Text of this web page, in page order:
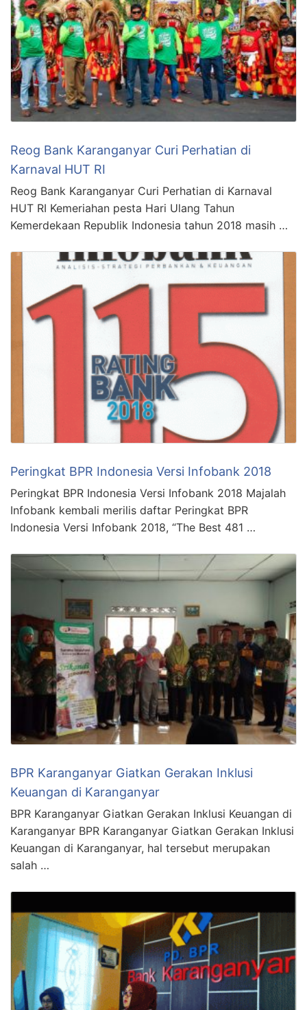
Reog Bank Karanganyar Curi Perhatian di
Karnaval HUT RI
Reog Bank Karanganyar Curi Perhatian di Karnaval
HUT RI Kemeriahan pesta Hari Ulang Tahun
Kemerdekaan Republik Indonesia tahun 2018 masih …
Peringkat BPR Indonesia Versi Infobank 2018
Peringkat BPR Indonesia Versi Infobank 2018 Majalah
Infobank kembali merilis daftar Peringkat BPR
Indonesia Versi Infobank 2018, “The Best 481 …
BPR Karanganyar Giatkan Gerakan Inklusi
Keuangan di Karanganyar
BPR Karanganyar Giatkan Gerakan Inklusi Keuangan di
Karanganyar BPR Karanganyar Giatkan Gerakan Inklusi
Keuangan di Karanganyar, hal tersebut merupakan
salah …